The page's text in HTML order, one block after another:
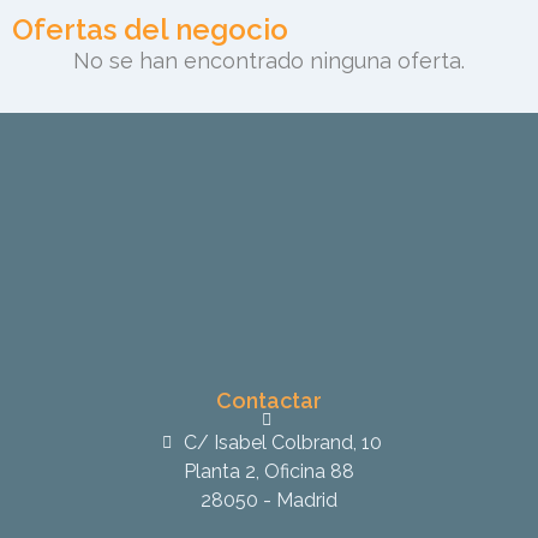
Ofertas del negocio
No se han encontrado ninguna oferta.
Contactar
C/ Isabel Colbrand, 10
Planta 2, Oficina 88
28050 - Madrid